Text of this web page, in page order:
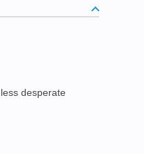
desperate